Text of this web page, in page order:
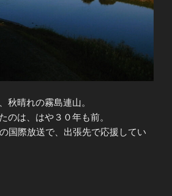
秋晴れの霧島連山。
のは、はや３０年も前。
国際放送で、出張先で応援してい